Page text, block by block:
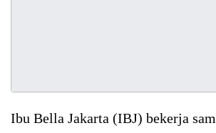
Ibu Bella Jakarta (IBJ) bekerja